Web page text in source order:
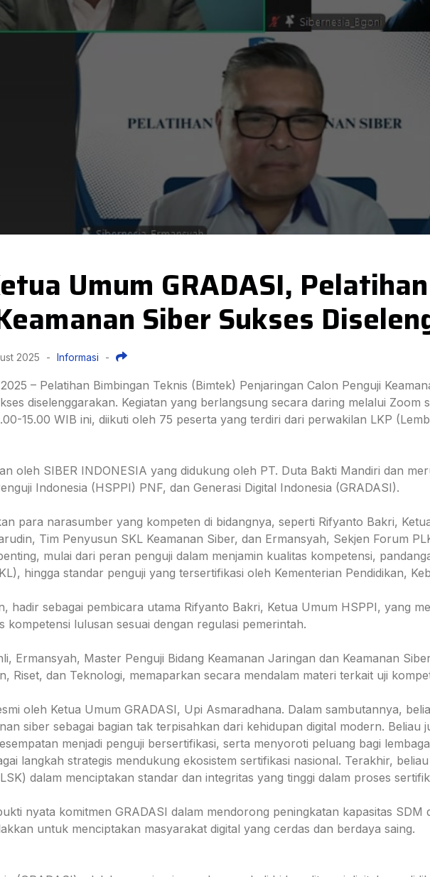
Umum GRADASI,
Siber Sukses
2025 - Informasi -
– Pelatihan Bimbingan Teknis (Bimtek) Penjaringan Calon Penguji
diselenggarakan. Kegiatan yang berlangsung secara daring melalui Zoom
15.00 WIB ini, diikuti oleh 75 peserta yang terdiri dari perwakilan LKP
oleh SIBER INDONESIA yang didukung oleh PT. Duta Bakti Mandiri dan
Indonesia (HSPPI) PNF, dan Generasi Digital Indonesia (GRADASI).
para narasumber yang kompeten di bidangnya, seperti Rifyanto Bakri,
Tim Penyusun SKL Keamanan Siber, dan Ermansyah, Sekjen Forum
mulai dari peran penguji dalam menjamin kualitas kompetensi,
hingga standar penguji yang tersertifikasi oleh Kementerian Pendidikan,
hadir sebagai pembicara utama Rifyanto Bakri, Ketua Umum HSPPI, yang
kompetensi lulusan sesuai dengan regulasi pemerintah.
Ermansyah, Master Penguji Bidang Keamanan Jaringan dan Keamanan
Riset, dan Teknologi, memaparkan secara mendalam materi terkait uji
oleh Ketua Umum GRADASI, Upi Asmaradhana. Dalam sambutannya,
siber sebagai bagian tak terpisahkan dari kehidupan digital modern.
menjadi penguji bersertifikasi, serta menyoroti peluang bagi
langkah strategis mendukung ekosistem sertifikasi nasional. Terakhir,
dalam menciptakan standar dan integritas yang tinggi dalam proses
nyata komitmen GRADASI dalam mendorong peningkatan kapasitas
untuk menciptakan masyarakat digital yang cerdas dan berdaya saing.